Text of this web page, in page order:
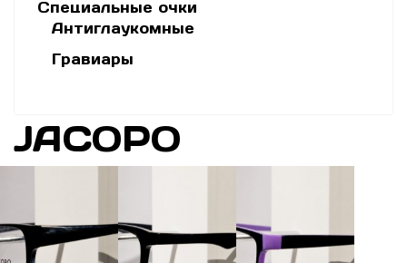
Специальные очки
Антиглаукомные
Гравиары
JACOPO